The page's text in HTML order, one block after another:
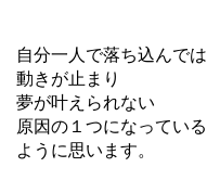
自分一人で落ち込んでは
動きが止まり
夢が叶えられない
原因の１つになっている
ように思います。